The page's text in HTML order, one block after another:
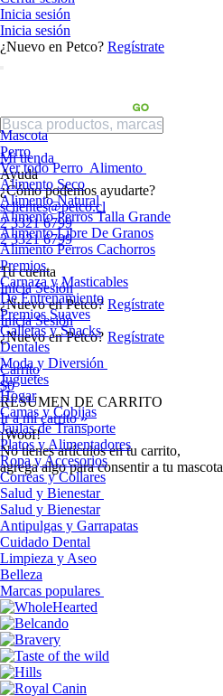
Inicia sesión
Inicia sesión
¿Nuevo en Petco? Regístrate
Mi tienda
Ayuda
¿Cómo podemos ayudarte?
sclientes@petco.cl
2 3321 6799
2 3321 6799
Tu cuenta
Inicia Sesión
¿Nuevo en Petco? Regístrate
Inicia Sesión
¿Nuevo en Petco? Regístrate
Carrito
$0
RESUMEN DE CARRITO
Ir a mi carrito »
¡Woof!
No tíenes artículos en tu carrito,
agrega algo para consentir a tu mascota
Mascota
Perro
Ver todo Perro Alimento
Alimento Seco
Alimento Natural
Alimento Perros Talla Grande
Alimento Libre De Granos
Alimento Perros Cachorros
Premios
Carnaza y Masticables
De Entrenamiento
Premios Suaves
Galletas y Snacks
Dentales
Moda y Diversión
Juguetes
Hogar
Camas y Cobijas
Jaulas de Transporte
Platos y Alimentadores
Ropa y Accesorios
Correas y Collares
Salud y Bienestar
Salud y Bienestar
Antipulgas y Garrapatas
Cuidado Dental
Limpieza y Aseo
Belleza
Marcas populares